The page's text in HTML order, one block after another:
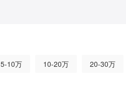
5-10万 10-20万 20-30万